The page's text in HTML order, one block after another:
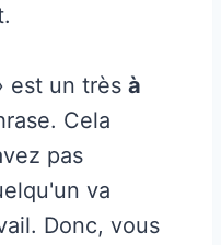
est un très à
Cela
pas
va
Donc, vous